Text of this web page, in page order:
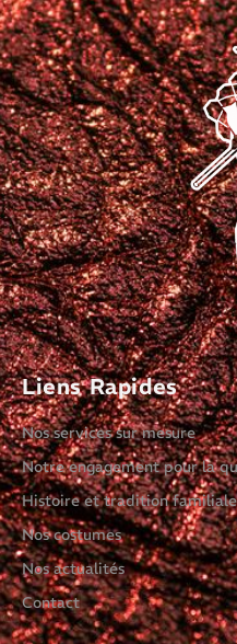
Liens Rapides
Nos services sur mesure
Notre engagement pour la
Histoire et tradition familiale
Nos costumes
Nos actualités
Contact